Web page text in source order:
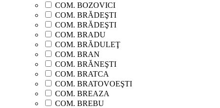
COM. BOZOVICI
COM. BRĂDEŞTI
COM. BRĂDEŞTI
COM. BRADU
COM. BRĂDULEŢ
COM. BRAN
COM. BRĂNEŞTI
COM. BRATCA
COM. BRATOVOEŞTI
COM. BREAZA
COM. BREBU